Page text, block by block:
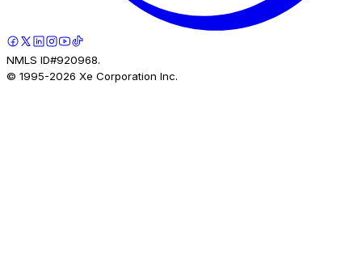
NMLS ID#920968.
© 1995-2026 Xe Corporation Inc.